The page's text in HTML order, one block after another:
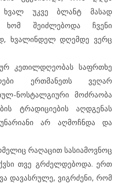
ხვალ უკვე ბლანტ მასად
ხომ შეიძლებოდა ჩვენი
ხვალინდელ დღემდე ვერც
კეთილდღეობას საფრთხე
ერთმანეთს ვეღარ
ნოსტალგიური მოძრაობა
ტრადიციების აღდგენას
არ აღმოჩნდა და
რაღაცით სასიამოვნოც
თვე გრძელდებოდა. ერთ
დავასრულე, ვიგრძენი, რომ